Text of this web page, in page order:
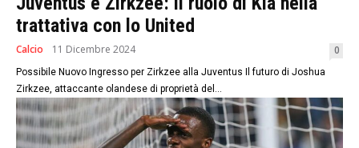
trattativa con lo United
Calcio 11 Dicembre 2024 0
Possibile Nuovo Ingresso per Zirkzee alla Juventus Il futuro di Joshua
Zirkzee, attaccante olandese di ​proprietà del‌...